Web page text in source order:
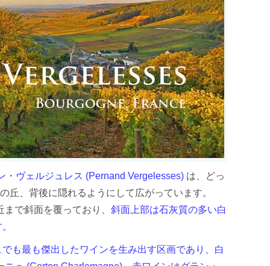
ルト・コ
ッホ
ワイン
ポート
・ヴェルジュレス (Pernand Vergelesses) は、どっ
丘、背後に隠れるようにして広がっています。
で斜面を覆っており、 斜面上部は石灰質の多い白
も最も傑出したワインを生み出す区画であり、白